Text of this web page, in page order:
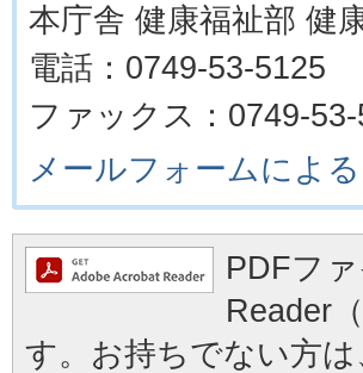
本庁舎 健康福祉部 健
電話：0749-53-5125
ファックス：0749-
メールフォームによ
PDFフ
Reader
す。お持ちでない方